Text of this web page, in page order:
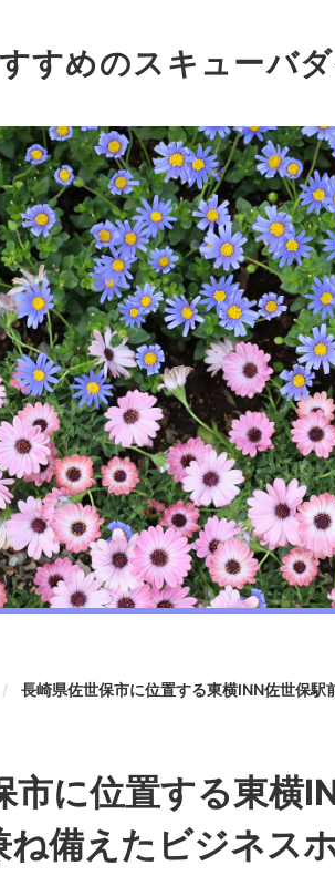
おすすめのスキューバ
長崎県佐世保市に位置する東横INN佐世保
市に位置する東横
ね備えたビジネス